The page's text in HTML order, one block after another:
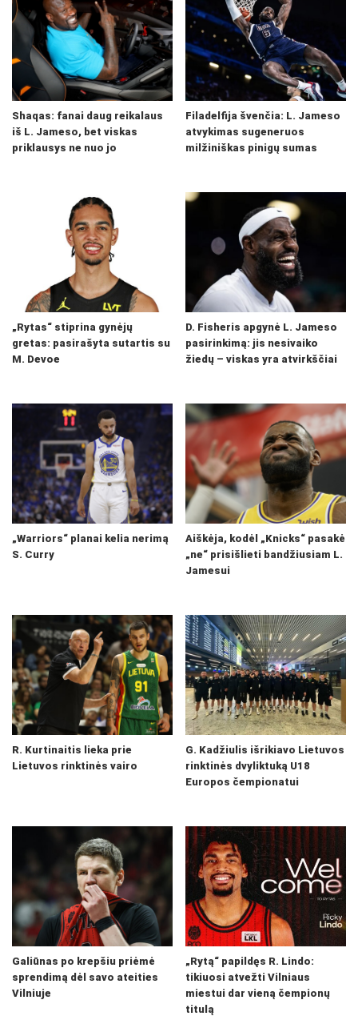
Shaqas: fanai daug reikalaus
iš L. Jameso, bet viskas
priklausys ne nuo jo
Filadelfija švenčia: L. Jameso
atvykimas sugeneruos
milžiniškas pinigų sumas
„Rytas“ stiprina gynėjų
gretas: pasirašyta sutartis su
M. Devoe
D. Fisheris apgynė L. Jameso
pasirinkimą: jis nesivaiko
žiedų – viskas yra atvirkščiai
„Warriors“ planai kelia nerimą
S. Curry
Aiškėja, kodėl „Knicks“ pasakė
„ne“ prisišlieti bandžiusiam L.
Jamesui
R. Kurtinaitis lieka prie
Lietuvos rinktinės vairo
G. Kadžiulis išrikiavo Lietuvos
rinktinės dvyliktuką U18
Europos čempionatui
Galiūnas po krepšiu priėmė
sprendimą dėl savo ateities
Vilniuje
„Rytą“ papildęs R. Lindo:
tikiuosi atvežti Vilniaus
miestui dar vieną čempionų
titulą